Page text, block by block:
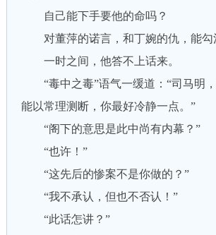
自己能下手要他的命吗？
对董萍的诺言，和丁婉的仇，能勾
一时之间，他答不上话来。
“毒中之毒”语气一缓道：“司马明
能以常理测断，你最好冷静一点。”
“阁下的意思是此中尚有内幕？”
“也许！”
“这先后的惨案不是你做的？”
“我不承认，但也不否认！”
“此话怎讲？”